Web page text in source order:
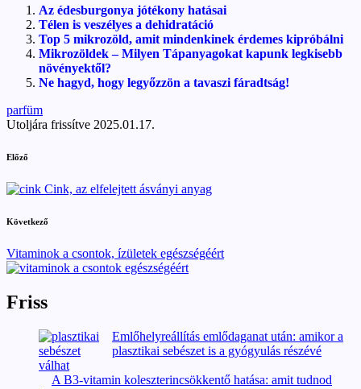
Az édesburgonya jótékony hatásai
Télen is veszélyes a dehidratáció
Top 5 mikrozöld, amit mindenkinek érdemes kipróbálni
Mikrozöldek – Milyen Tápanyagokat kapunk legkisebb
növényektől?
Ne hagyd, hogy legyőzzön a tavaszi fáradtság!
Tags:
parfüm
Utoljára frissítve 2025.01.17.
Post
navigation
Előző
Cink, az elfelejtett ásványi anyag
Következő
Vitaminok a csontok, ízületek egészségéért
Friss
Emlőhelyreállítás emlődaganat után: amikor a
plasztikai sebészet is a gyógyulás részévé
válhat
A B3-vitamin koleszterincsökkentő hatása: amit tudnod